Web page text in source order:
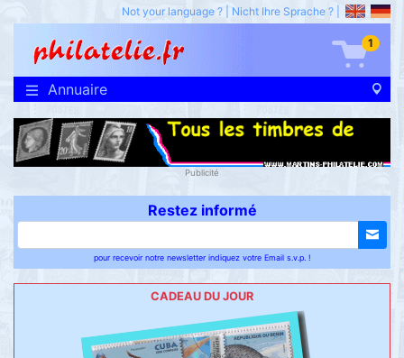
Not your language ? Nicht Ihre Sprache ?
1
Annuaire
Publicité
Restez informé
pour recevoir notre newsletter indiquez votre Email s.v.p. !
CADEAU DU JOUR